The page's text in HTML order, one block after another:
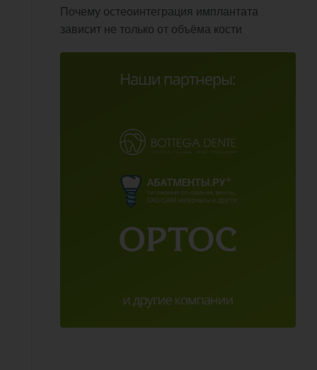
Почему остеоинтеграция имплантата
зависит не только от объёма кости